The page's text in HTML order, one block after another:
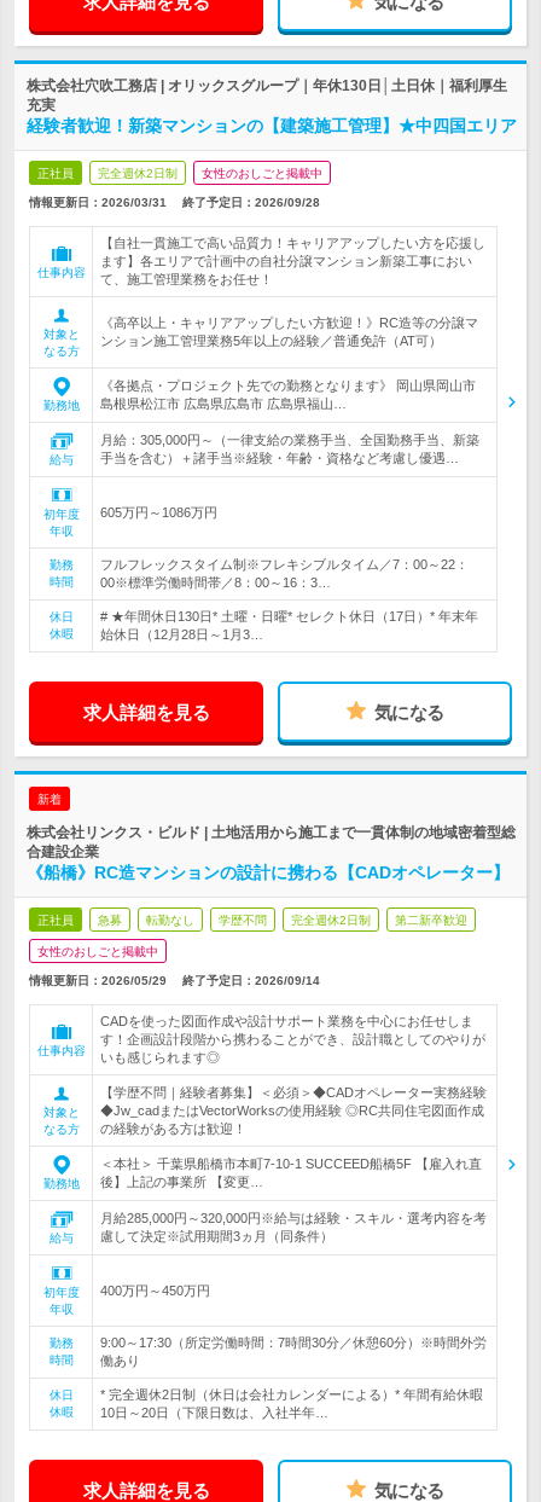
株式会社穴吹工務店 | オリックスグループ｜年休130日│土日休｜福利厚生
充実
経験者歓迎！新築マンションの【建築施工管理】★中四国エリア
正社員 完全週休2日制 女性のおしごと掲載中
情報更新日：2026/03/31 終了予定日： 2026/09/28
仕事内容
【自社一貫施工で高い品質力！キャリアアップしたい方を応援し
ます】各エリアで計画中の自社分譲マンション新築工事におい
て、施工管理業務をお任せ！
対象と
なる方
《高卒以上・キャリアアップしたい方歓迎！》RC造等の分譲マ
ンション施工管理業務5年以上の経験／普通免許（AT可）
勤務地
《各拠点・プロジェクト先での勤務となります》 岡山県岡山市
島根県松江市 広島県広島市 広島県福山…
給与
月給：305,000円～（一律支給の業務手当、全国勤務手当、新築
手当を含む）＋諸手当※経験・年齢・資格など考慮し優遇…
初年度
年収
605万円～1086万円
勤務
時間
フルフレックスタイム制※フレキシブルタイム／7：00～22：
00※標準労働時間帯／8：00～16：3…
休日
休暇
# ★年間休日130日* 土曜・日曜* セレクト休日（17日）* 年末年
始休日（12月28日～1月3…
求人詳細を見る 気になる
新着
株式会社リンクス・ビルド | 土地活用から施工まで一貫体制の地域密着型総
合建設企業
《船橋》RC造マンションの設計に携わる【CADオペレーター】
正社員 急募 転勤なし 学歴不問 完全週休2日制 第二新卒歓迎
女性のおしごと掲載中
情報更新日：2026/05/29 終了予定日： 2026/09/14
仕事内容
CADを使った図面作成や設計サポート業務を中心にお任せしま
す！企画設計段階から携わることができ、設計職としてのやりが
いも感じられます◎
対象と
なる方
【学歴不問｜経験者募集】＜必須＞◆CADオペレーター実務経験
◆Jw_cadまたはVectorWorksの使用経験 ◎RC共同住宅図面作成
の経験がある方は歓迎！
勤務地
＜本社＞ 千葉県船橋市本町7-10-1 SUCCEED船橋5F 【雇入れ直
後】上記の事業所 【変更…
給与
月給285,000円～320,000円※給与は経験・スキル・選考内容を考
慮して決定※試用期間3ヵ月（同条件）
初年度
年収
400万円～450万円
勤務
時間
9:00～17:30（所定労働時間：7時間30分／休憩60分）※時間外労
働あり
休日
休暇
* 完全週休2日制（休日は会社カレンダーによる）* 年間有給休暇
10日～20日（下限日数は、入社半年…
求人詳細を見る 気になる